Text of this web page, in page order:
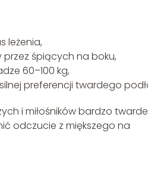
leżenia,
przez śpiących na boku,
60–100 kg,
preferencji twardego
i miłośników bardzo
odczucie z miększego na